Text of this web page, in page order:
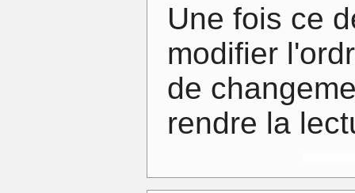
Une fois ce
modifier
de
rendre la